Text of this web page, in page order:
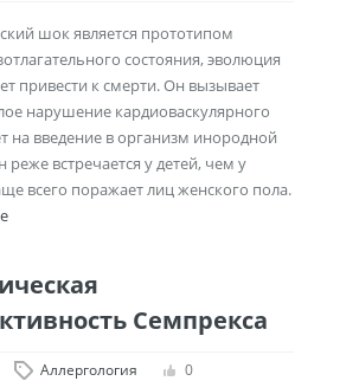
шок является прототипом
состояния, эволюция
привести к смерти. Он вызывает
нарушение кардиоваскулярного
на введение в организм инородной
реже встречается у детей, чем у
всего поражает лиц женского пола.
Семпрекса
Аллергология 0